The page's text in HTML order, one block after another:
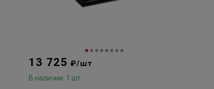
13 725₽/шт
В наличии: 1 шт